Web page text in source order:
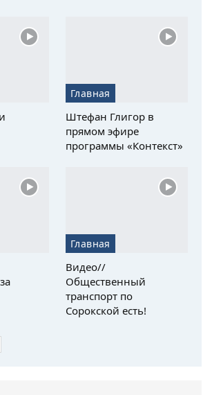
Главная
Штефан Глигор в
прямом эфире
программы «Контекст»
Главная
Видео//
Общественный
транспорт по
Сорокской есть!